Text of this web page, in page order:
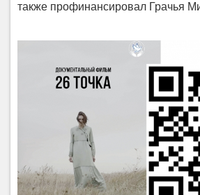
также профинансировал Грачья